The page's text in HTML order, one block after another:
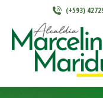
(+593)